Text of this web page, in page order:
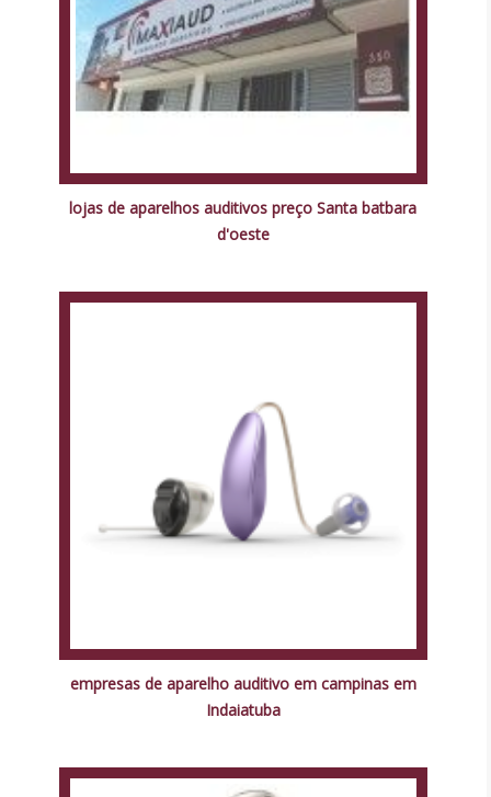
lojas de aparelhos auditivos preço Santa batbara
d'oeste
empresas de aparelho auditivo em campinas em
Indaiatuba